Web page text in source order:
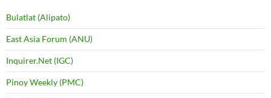
Bulatlat (Alipato)
East Asia Forum (ANU)
Inquirer.Net (IGC)
Pinoy Weekly (PMC)